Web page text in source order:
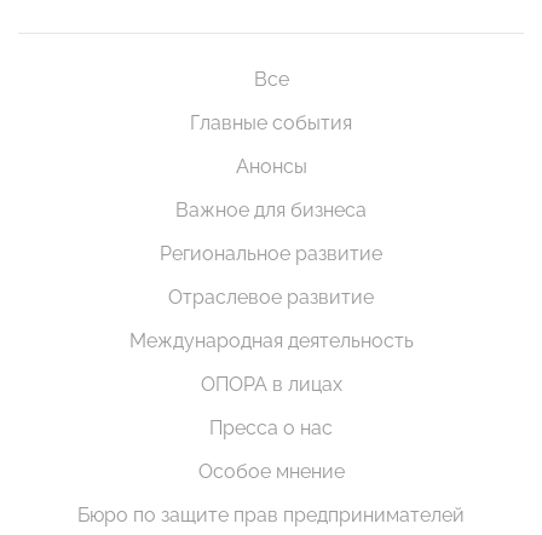
Все
Главные события
Анонсы
Важное для бизнеса
Региональное развитие
Отраслевое развитие
Международная деятельность
ОПОРА в лицах
Пресса о нас
Особое мнение
Бюро по защите прав предпринимателей